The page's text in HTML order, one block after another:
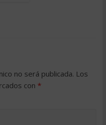
no será publicada. Los
con *